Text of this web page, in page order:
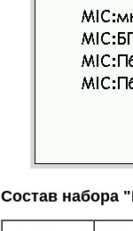
Состав набора